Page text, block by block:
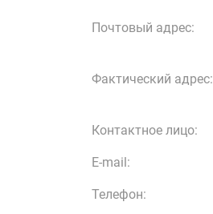
Почтовый адрес:
Фактический адрес:
Контактное лицо:
E-mail:
Телефон: